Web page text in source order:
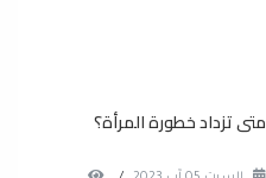
متى تزداد خطورة المرأة؟